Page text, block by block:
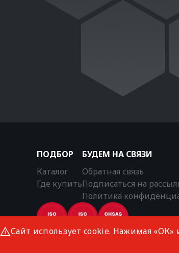
ПОДБОР
Каталог
Где купить
БУДЕМ НА СВЯЗИ
Обратная связь
Подписаться на
Политика
Сайт использует cookie. Нажимая